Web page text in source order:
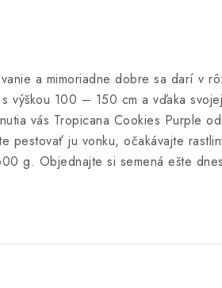
a mimoriadne dobre sa darí v
výškou 100 – 150 cm a vďaka
vás Tropicana Cookies Purple
pestovať ju vonku, očakávajte
g. Objednajte si semená ešte